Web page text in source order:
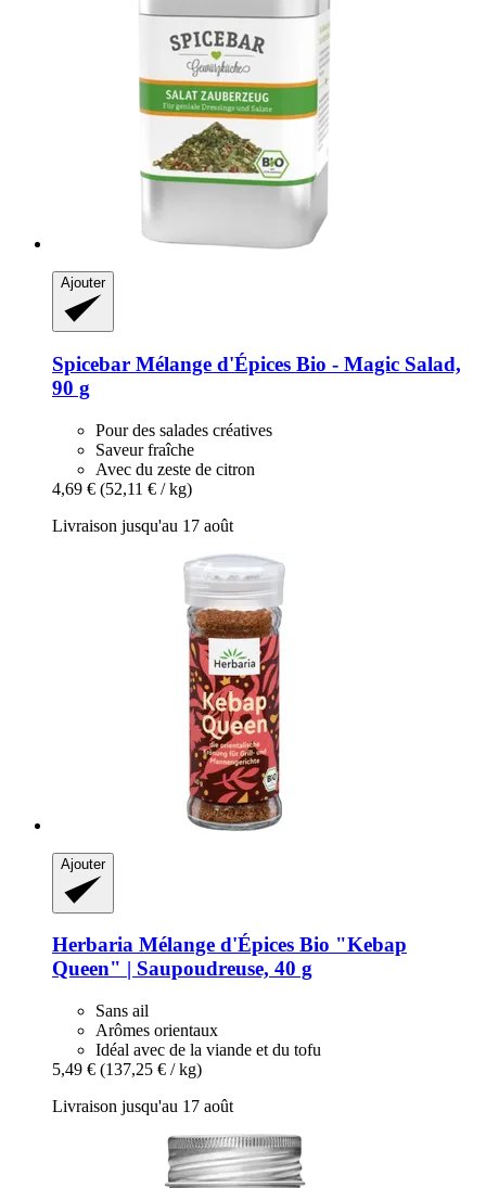
Ajouter
Spicebar Mélange d'Épices Bio -​ Magic Salad,
90 g
Pour des salades créatives
Saveur fraîche
Avec du zeste de citron
4,69 € (52,11 € / kg)
Livraison jusqu'au 17 août
Ajouter
Herbaria Mélange d'Épices Bio "Kebap
Queen" | Saupoudreuse, 40 g
Sans ail
Arômes orientaux
Idéal avec de la viande et du tofu
5,49 € (137,25 € / kg)
Livraison jusqu'au 17 août